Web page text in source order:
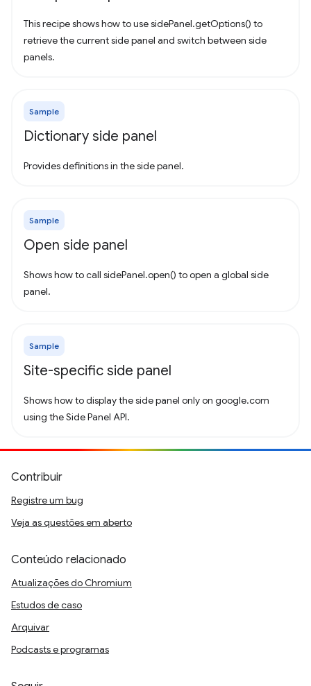
This recipe shows how to use sidePanel.getOptions() to
retrieve the current side panel and switch between side
panels.
Sample
Dictionary side panel
Provides definitions in the side panel.
Sample
Open side panel
Shows how to call sidePanel.open() to open a global side
panel.
Sample
Site-specific side panel
Shows how to display the side panel only on google.com
using the Side Panel API.
Contribuir
Registre um bug
Veja as questões em aberto
Conteúdo relacionado
Atualizações do Chromium
Estudos de caso
Arquivar
Podcasts e programas